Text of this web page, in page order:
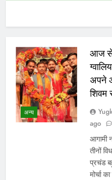
अन्य
आज से
अपने
शिवम
ago
आगामी
तीनों
प्रचंड
मोर्चा